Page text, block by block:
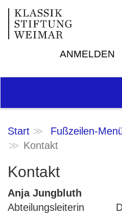
ANMELDEN
Start Fußzeilen-
Kontakt
Kontakt
Anja Jungbluth
Abteilungsleiterin